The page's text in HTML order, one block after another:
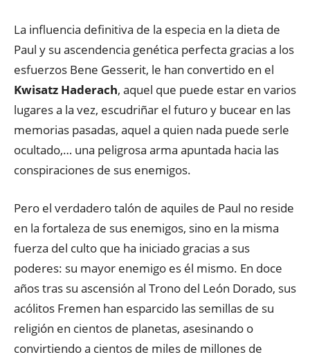
La influencia definitiva de la especia en la dieta de
Paul y su ascendencia genética perfecta gracias a los
esfuerzos Bene Gesserit, le han convertido en el
Kwisatz Haderach, aquel que puede estar en varios
lugares a la vez, escudriñar el futuro y bucear en las
memorias pasadas, aquel a quien nada puede serle
ocultado,… una peligrosa arma apuntada hacia las
conspiraciones de sus enemigos.
Pero el verdadero talón de aquiles de Paul no reside
en la fortaleza de sus enemigos, sino en la misma
fuerza del culto que ha iniciado gracias a sus
poderes: su mayor enemigo es él mismo. En doce
años tras su ascensión al Trono del León Dorado, sus
acólitos Fremen han esparcido las semillas de su
religión en cientos de planetas, asesinando o
convirtiendo a cientos de miles de millones de